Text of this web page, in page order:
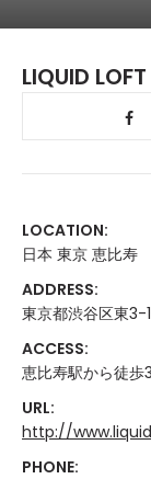
LIQUID
LOCATION:
日本 東京 恵比寿
ADDRESS:
東京都渋谷区東
ACCESS:
恵比寿駅から徒歩
URL:
http://
PHONE: